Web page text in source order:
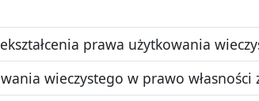
prawa użytkowania
wieczystego w prawo własności